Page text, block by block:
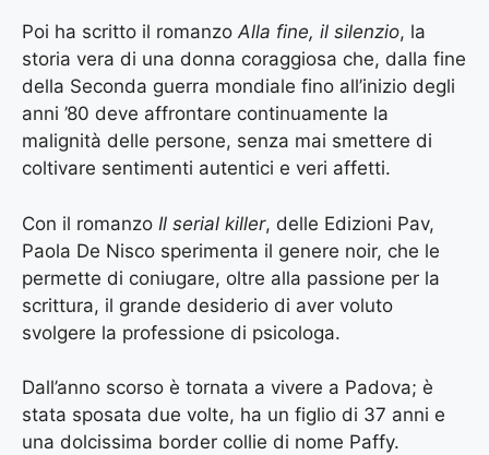
Poi ha scritto il romanzoAlla fine, il silenzio, la
storia vera di una donna coraggiosa che, dalla fine
della Seconda guerra mondiale fino all’inizio degli
anni ’80 deve affrontare continuamente la
malignità delle persone, senza mai smettere di
coltivare sentimenti autentici e veri affetti.
Con il romanzo Il serial killer, delle Edizioni Pav,
Paola De Nisco sperimenta il genere noir, che le
permette di coniugare, oltre alla passione per la
scrittura, il grande desiderio di aver voluto
svolgere la professione di psicologa.
Dall’anno scorso è tornata a vivere a Padova; è
stata sposata due volte, ha un figlio di 37 anni e
una dolcissima border collie di nome Paffy.